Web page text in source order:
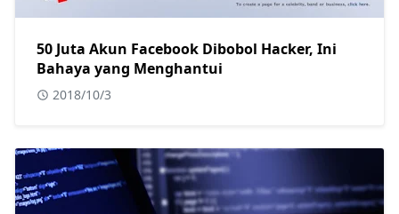
50 Juta Akun Facebook Dibobol Hacker, Ini
Bahaya yang Menghantui
2018/10/3